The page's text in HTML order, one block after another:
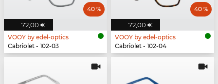
72,00 €
40 %
VOOY by edel-optics
Cabriolet - 102-03
72,00 €
40 %
VOOY by edel-optics
Cabriolet - 102-04